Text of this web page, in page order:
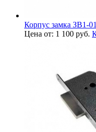
Корпус замка ЗВ1-
Цена от: 1 100 руб.